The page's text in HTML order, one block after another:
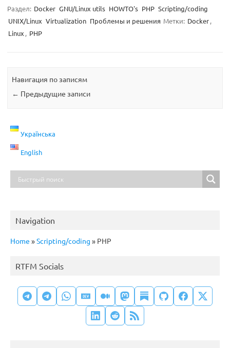
Раздел: Docker GNU/Linux utils HOWTO's PHP Scripting/coding
UNIX/Linux Virtualization Проблемы и решения Метки: Docker,
Linux , PHP
Навигация по записям
← Предыдущие записи
Українська
English
Navigation
Home »Scripting/coding » PHP
RTFM Socials